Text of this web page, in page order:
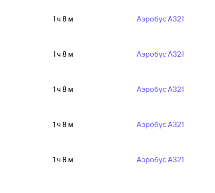
1 ч 8 м Аэробус А321
1 ч 8 м Аэробус А321
1 ч 8 м Аэробус А321
1 ч 8 м Аэробус А321
1 ч 8 м Аэробус А321